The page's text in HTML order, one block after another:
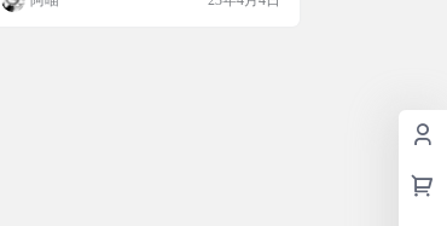
们从我们的客户查找和下载文件。您可以 相